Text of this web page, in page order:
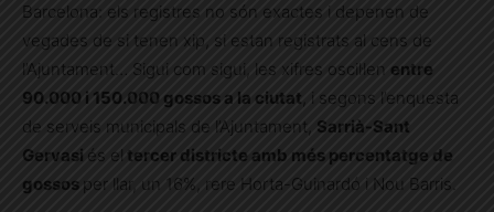
Barcelona: els registres no són exactes i depenen de
vegades de si tenen xip, si estan registrats al cens de
l’Ajuntament… Sigui com sigui, les xifres oscil·len entre
90.000 i 150.000 gossos a la ciutat, i segons l’enquesta
de serveis municipals de l’Ajuntament, Sarrià-Sant
Gervasi és el tercer districte amb més percentatge de
gossos per llar, un 16%, rere Horta-Guinardó i Nou Barris.